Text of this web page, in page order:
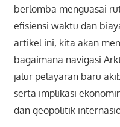
berlomba menguasai
efisiensi waktu dan
artikel ini, kita akan
bagaimana navigasi
jalur pelayaran baru
serta implikasi
dan geopolitik